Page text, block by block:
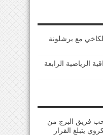
مع برشلونة
الرياضية الرابعة
فريق البرج من
يتبلغ القرار